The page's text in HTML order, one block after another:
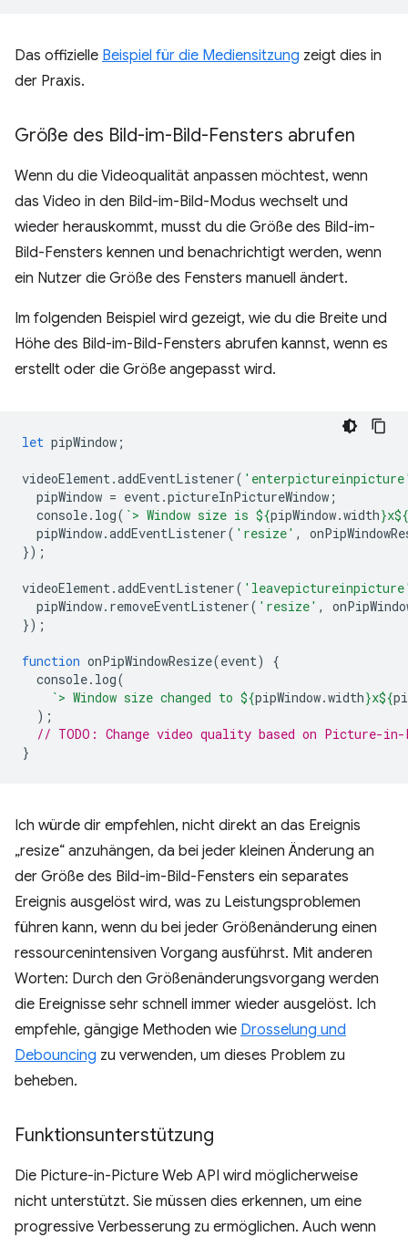
Das offizielle Beispiel für die Mediensitzung zeigt dies in
der Praxis.
Größe des Bild-im-Bild-Fensters abrufen
Wenn du die Videoqualität anpassen möchtest, wenn
das Video in den Bild-im-Bild-Modus wechselt und
wieder herauskommt, musst du die Größe des Bild-im-
Bild-Fensters kennen und benachrichtigt werden, wenn
ein Nutzer die Größe des Fensters manuell ändert.
Im folgenden Beispiel wird gezeigt, wie du die Breite und
Höhe des Bild-im-Bild-Fensters abrufen kannst, wenn es
erstellt oder die Größe angepasst wird.
let pipWindow ;
videoElement.addEventListener(
pipWindow = event.pictureInPictureWindow ;
console. log( `> Window size is ${pipWindow.width}x${
pipWindow.addEventListener( 'resize' ,
});
videoElement.addEventListener(
pipWindow. removeEventListener( 'resize' ,
});
function onPipWindowResize(event)
{
console. log(
`> Window size changed to ${pipWindow.width}x${
);
// TODO: Change video quality based on Picture-
}
Ich würde dir empfehlen, nicht direkt an das Ereignis
„resize“ anzuhängen, da bei jeder kleinen Änderung an
der Größe des Bild-im-Bild-Fensters ein separates
Ereignis ausgelöst wird, was zu Leistungsproblemen
führen kann, wenn du bei jeder Größenänderung einen
ressourcenintensiven Vorgang ausführst. Mit anderen
Worten: Durch den Größenänderungsvorgang werden
die Ereignisse sehr schnell immer wieder ausgelöst. Ich
empfehle, gängige Methoden wie Drosselung und
Debouncing zu verwenden, um dieses Problem zu
beheben.
Funktionsunterstützung
Die Picture-in-Picture Web API wird möglicherweise
nicht unterstützt. Sie müssen dies erkennen, um eine
progressive Verbesserung zu ermöglichen. Auch wenn